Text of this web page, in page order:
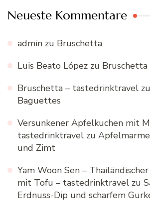
Neueste Kommentare
admin zu Bruschetta
Luis Beato López zu Bruschetta
Bruschetta – tastedrinktravel zu
Baguettes
Versunkener Apfelkuchen mit
tastedrinktravel zu
und Zimt
Yam Woon Sen –
mit Tofu – tastedrinktravel zu
Erdnuss-Dip und scharfem